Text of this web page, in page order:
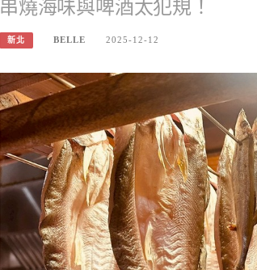
串燒海味與啤酒太犯規！
新北 BELLE 2025-12-12